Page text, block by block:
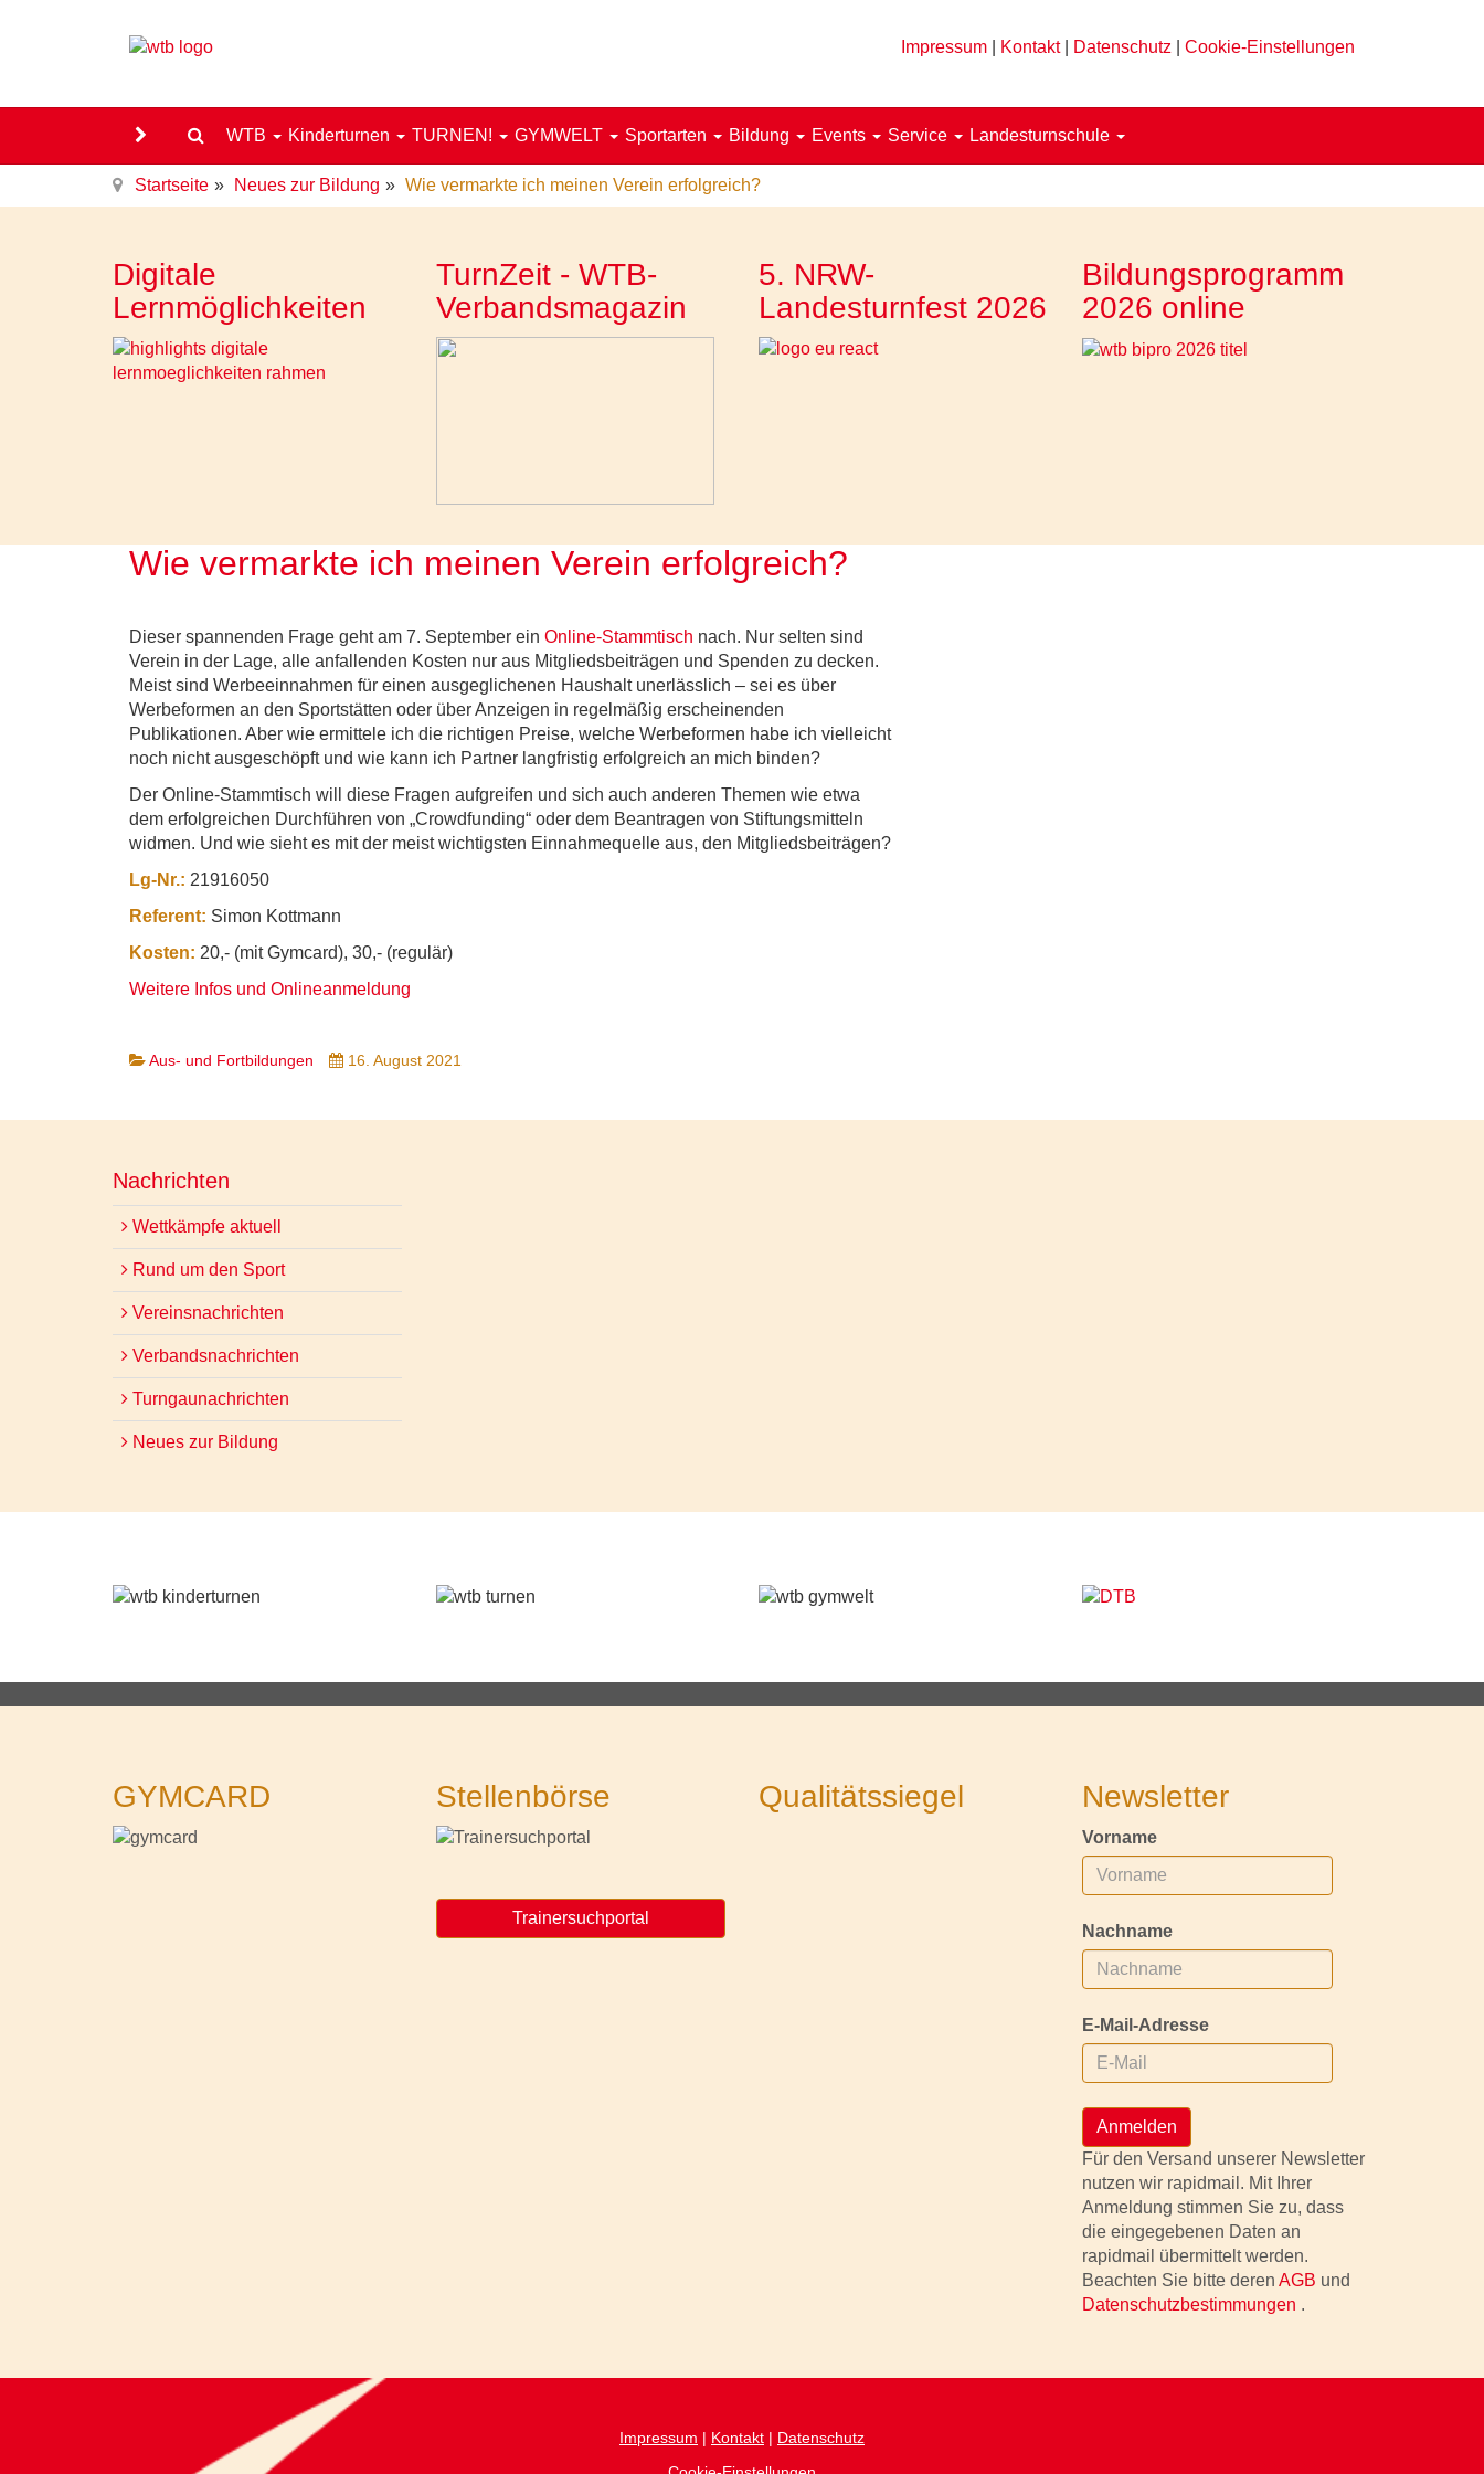
Impressum Kontakt| Datenschutz Cookie-Einstellungen
WTB Kinderturnen TURNEN! GYMWELT Sportarten Bildung Events Service Landesturnschule
Startseite Neues zur Bildung Wie vermarkte ich meinen Verein erfolgreich?
Digitale
Lernmöglichkeiten
TurnZeit - WTB-
Verbandsmagazin
5. NRW-
Landesturnfest 2026
Bildungsprogramm
2026 online
Wie vermarkte ich meinen Verein erfolgreich?
Dieser spannenden Frage geht am 7. September ein Online-Stammtisch nach. Nur selten sind
Verein in der Lage, alle anfallenden Kosten nur aus Mitgliedsbeiträgen und Spenden zu decken.
Meist sind Werbeeinnahmen für einen ausgeglichenen Haushalt unerlässlich – sei es über
Werbeformen an den Sportstätten oder über Anzeigen in regelmäßig erscheinenden
Publikationen. Aber wie ermittele ich die richtigen Preise, welche Werbeformen habe ich vielleicht
noch nicht ausgeschöpft und wie kann ich Partner langfristig erfolgreich an mich binden?
Der Online-Stammtisch will diese Fragen aufgreifen und sich auch anderen Themen wie etwa
dem erfolgreichen Durchführen von „Crowdfunding“ oder dem Beantragen von Stiftungsmitteln
widmen. Und wie sieht es mit der meist wichtigsten Einnahmequelle aus, den Mitgliedsbeiträgen?
Lg-Nr.: 21916050
Referent: Simon Kottmann
Kosten: 20,- (mit Gymcard), 30,- (regulär)
Weitere Infos und Onlineanmeldung
Aus- und Fortbildungen 16. August 2021
Nachrichten
Wettkämpfe aktuell
Rund um den Sport
Vereinsnachrichten
Verbandsnachrichten
Turngaunachrichten
Neues zur Bildung
GYMCARD Stellenbörse
Trainersuchportal
Qualitätssiegel Newsletter
Vorname
Nachname
E-Mail-Adresse
Anmelden
Für den Versand unserer Newsletter
nutzen wir rapidmail. Mit Ihrer
Anmeldung stimmen Sie zu, dass
die eingegebenen Daten an
rapidmail übermittelt werden.
Beachten Sie bitte deren AGB und
Datenschutzbestimmungen .
Impressum | Kontakt | Datenschutz